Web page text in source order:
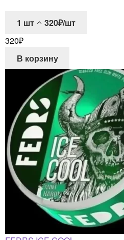
1 шт
320₽/шт
320₽
В корзину